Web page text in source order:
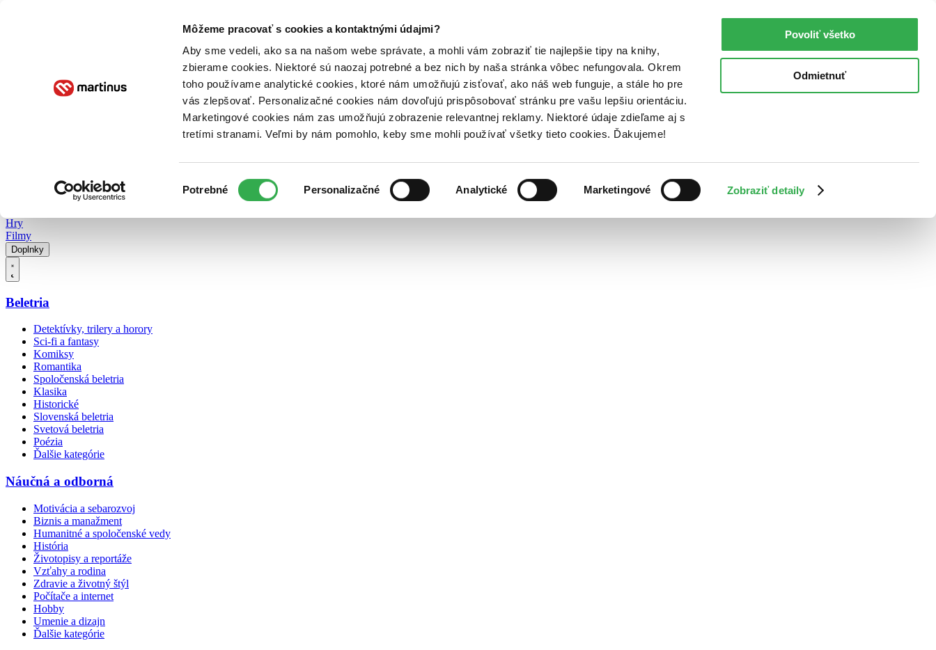
Môžeme pracovať s cookies a kontaktnými údajmi?
Aby sme vedeli, ako sa na našom webe správate, a mohli vám zobraziť tie najlepšie tipy na knihy,
zbierame cookies. Niektoré sú naozaj potrebné a bez nich by naša stránka vôbec nefungovala. Okrem
toho používame analytické cookies, ktoré nám umožňujú zisťovať, ako náš web funguje, a stále ho pre
vás zlepšovať. Personalizačné cookies nám dovoľujú prispôsobovať stránku pre vašu lepšiu orientáciu.
Marketingové cookies nám zas umožňujú zobrazenie relevantnej reklamy. Niektoré údaje zdieľame aj s
tretími stranami. Veľmi by nám pomohlo, keby sme mohli používať všetky tieto cookies. Ďakujeme!
súhlasu
Potrebné Personalizačné Analytické Marketingové Zobraziť detaily
Povoliť všetko
Odmietnuť
Poukážky Kontakt
Hry
Filmy
Doplnky
Beletria
Detektívky, trilery a horory
Sci-fi a fantasy
Komiksy
Romantika
Spoločenská beletria
Klasika
Historické
Slovenská beletria
Svetová beletria
Poézia
Ďalšie kategórie
Náučná a odborná
Motivácia a sebarozvoj
Biznis a manažment
Humanitné a spoločenské vedy
História
Životopisy a reportáže
Vzťahy a rodina
Zdravie a životný štýl
Počítače a internet
Hobby
Umenie a dizajn
Ďalšie kategórie